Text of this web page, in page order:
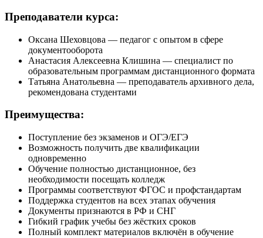
Преподаватели курса:
Оксана Шеховцова — педагог с опытом в сфере
документооборота
Анастасия Алексеевна Клишина — специалист по
образовательным программам дистанционного формата
Татьяна Анатольевна — преподаватель архивного дела,
рекомендована студентами
Преимущества:
Поступление без экзаменов и ОГЭ/ЕГЭ
Возможность получить две квалификации
одновременно
Обучение полностью дистанционное, без
необходимости посещать колледж
Программы соответствуют ФГОС и профстандартам
Поддержка студентов на всех этапах обучения
Документы признаются в РФ и СНГ
Гибкий график учебы без жёстких сроков
Полный комплект материалов включён в обучение